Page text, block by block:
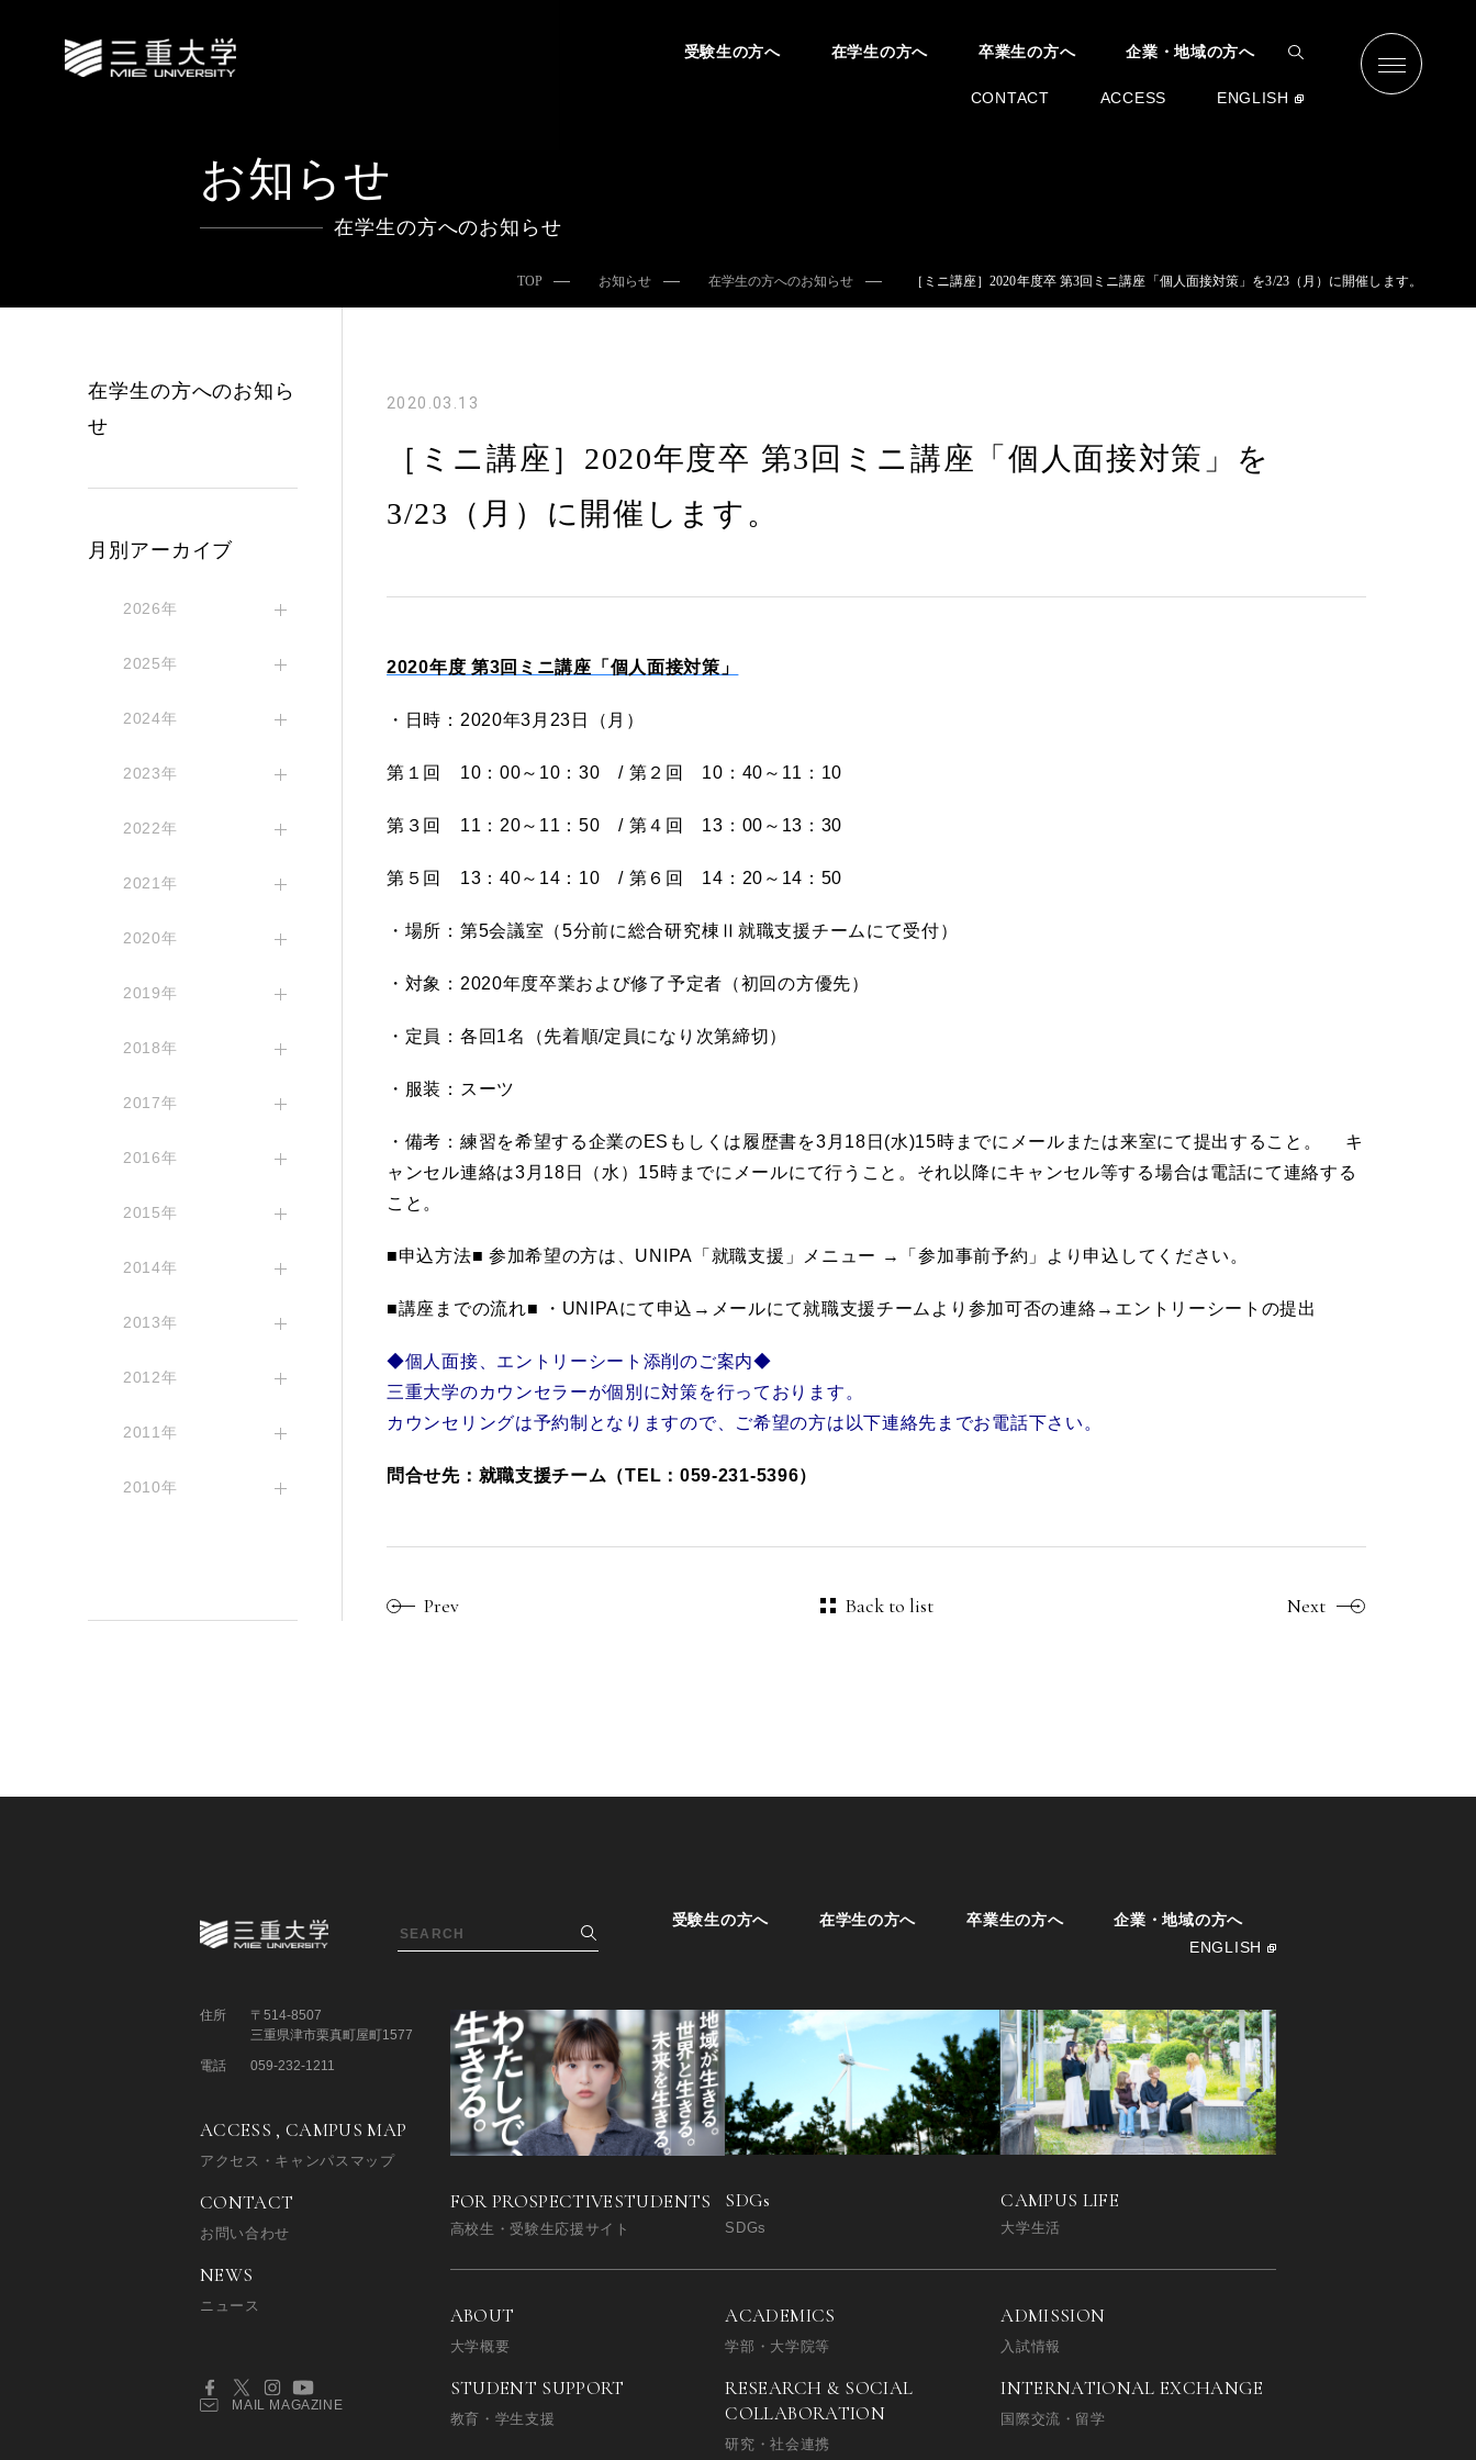
受験生の方へ 在学生の方へ 卒業生の方へ 企業・地域の方へ
CONTACT ACCESS ENGLISH
お知らせ
在学生の方へのお知らせ
TOP お知らせ 在学生の方へのお知らせ ［ミニ講座］2020年度卒 第3回ミニ講座「個人面接対策」を3/23（月）に開催します。
2020.03.13
［ミニ講座］2020年度卒 第3回ミニ講座「個人面接対策」を
3/23（月）に開催します。
2020年度 第3回ミニ講座「個人面接対策」
・日時：2020年3月23日（月）
第１回 10：00～10：30 / 第２回 10：40～11：10
第３回 11：20～11：50 / 第４回 13：00～13：30
第５回 13：40～14：10 / 第６回 14：20～14：50
・場所：第5会議室（5分前に総合研究棟Ⅱ就職支援チームにて受付）
・対象：2020年度卒業および修了予定者（初回の方優先）
・定員：各回1名（先着順/定員になり次第締切）
・服装：スーツ
・備考：練習を希望する企業のESもしくは履歴書を3月18日(水)15時までに メールまたは来室にて提出すること。 キ
ャンセル連絡は3月18日（水）15時までにメールにて行うこと。 それ以降にキャンセル等する場合は電話にて連絡する
こと。
■申込方法■ 参加希望の方は、UNIPA「就職支援」メニュー →「参加事前予約」より申込してください。
■講座までの流れ■ ・UNIPAにて申込→メールにて就職支援チームより参加可否の連絡→エントリーシートの提出
◆個人面接、エントリーシート添削のご案内◆
三重大学のカウンセラーが個別に対策を行っております。
カウンセリングは予約制となりますので、ご希望の方は以下連絡先までお電話下さい。
問合せ先：就職支援チーム（TEL：059-231-5396）
Prev Back to list Next
在学生の方へのお知ら
せ
月別アーカイブ
2026年
2025年
2024年
2023年
2022年
2021年
2020年
2019年
2018年
2017年
2016年
2015年
2014年
2013年
2012年
2011年
2010年
受験生の方へ 在学生の方へ 卒業生の方へ
企業・地域の方へ
ENGLISH
FOR PROSPECTIVESTUDENTS
高校生・受験生応援サイト
SDGs
SDGs
CAMPUS LIFE
大学生活
ABOUT
大学概要
ACADEMICS
学部・大学院等
ADMISSION
入試情報
STUDENT SUPPORT
教育・学生支援
RESEARCH & SOCIAL
COLLABORATION
研究・社会連携
INTERNATIONAL EXCHANGE
国際交流・留学
住所
〒514-8507
三重県津市栗真町屋町1577
電話
059-232-1211
ACCESS , CAMPUS MAP
アクセス・キャンパスマップ
CONTACT
お問い合わせ
NEWS
ニュース
MAIL MAGAZINE